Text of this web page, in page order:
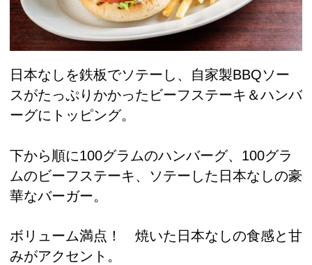
日本なしを鉄板でソテーし、自家製BBQソー
スがたっぷりかかったビーフステーキ＆ハンバ
ーグにトッピング。
下から順に100グラムのハンバーグ、100グラ
ムのビーフステーキ、ソテーした日本なしの豪
華なバーガー。
ボリューム満点！ 焼いた日本なしの食感と甘
みがアクセント。